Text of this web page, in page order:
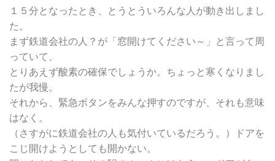
１５分となったとき、とうとういろんな人が動き出しまし
た。
まず鉄道会社の人？が「窓開けてください～」と言って周
っていて、
とりあえず酸素の確保でしょうか。ちょっと寒くなりまし
たが我慢。
それから、緊急ボタンをみんな押すのですが、それも意味
はなく。
（さすがに鉄道会社の人も気付いているだろう。）ドアを
こじ開けようとしても開かない。